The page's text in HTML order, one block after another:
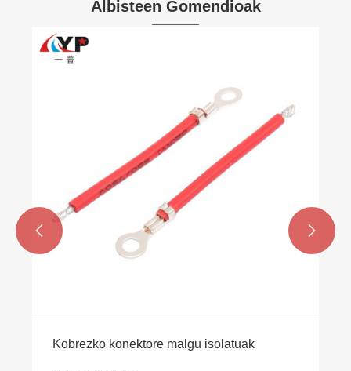
Albisteen Gomendioak
 